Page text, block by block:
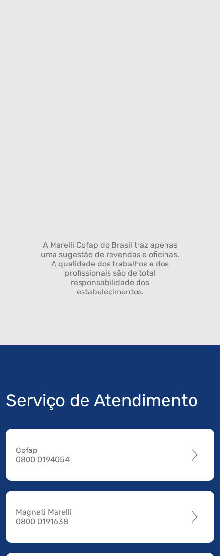
A Marelli Cofap do Brasil traz apenas
uma sugestão de revendas e oficinas.
A qualidade dos trabalhos e dos
profissionais são de total
responsabilidade dos
estabelecimentos.
Serviço de Atendimento
Cofap
0800 0194054
Magneti Marelli
0800 0191638